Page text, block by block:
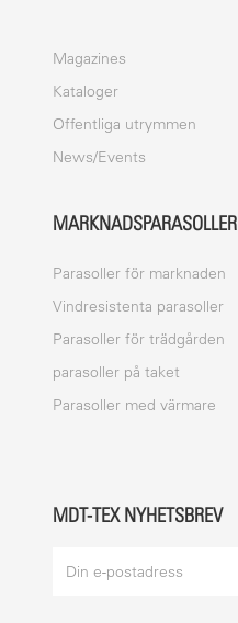
Magazines
Kataloger
Offentliga utrymmen
News/Events
MARKNADSPARASOLLER
Parasoller för marknaden
Vindresistenta parasoller
Parasoller för trädgården
parasoller på taket
Parasoller med värmare
MDT-TEX NYHETSBREV